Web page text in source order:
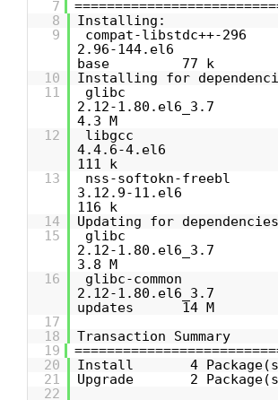
7
8
Installing:
9
compat-libstdc++-
2.96-144.el6
base 77 k
10
Installing for
11
glibc
2.12-1.80.el6_3.7
4.3 M
12
libgcc
4.4.6-4.el6
111 k
13
nss-softokn-
3.12.9-
116 k
14
Updating for
15
glibc
2.12-1.80.el6_3.7
3.8 M
16
glibc-common
2.12-1.80.el6_3.7
updates 14 M
17
18
Transaction Summary
19
20
Install 4
21
Upgrade 2
22